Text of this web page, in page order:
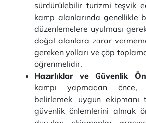
sürdürülebilir turizmi teşvik
kamp alanlarında genellikle
düzenlemelere uyulması
doğal alanlara zarar
gereken yolları ve çöp
öğrenmelidir.
Hazırlıklar ve Güvenlik
kampı yapmadan önce,
belirlemek, uygun ekipmanı
güvenlik önlemlerini almak